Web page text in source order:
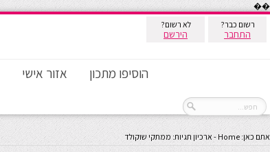
��
רשום כבר?
התחבר
לא רשום?
הירשם
הוסיפו מתכון אזור אישי
אתם כאן: Home
- ארכיון תגיות: ממתקי שוקולד